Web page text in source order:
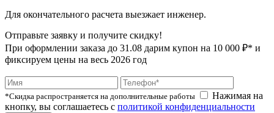
Для окончательного расчета выезжает инженер.
Отправьте заявку и получите скидку!
При оформлении заказа до 31.08 дарим купон на 10 000 ₽* и
фиксируем цены на весь 2026 год
*Скидка распространяется на дополнительные работы
Нажимая на
кнопку, вы соглашаетесь с политикой конфиденциальности